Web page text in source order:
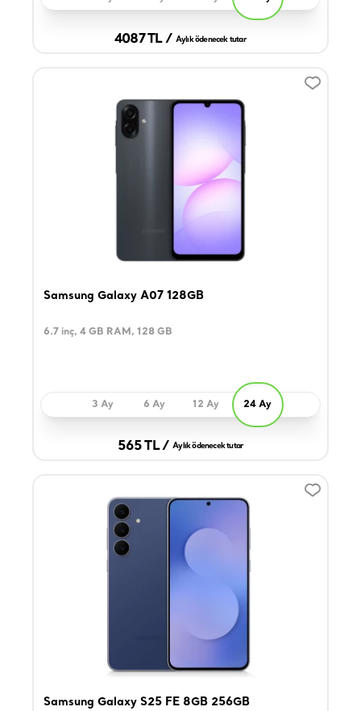
4087 TL / Aylık ödenecek tutar
Samsung Galaxy A07 128GB
6.7 inç, 4 GB RAM, 128 GB
3 Ay 6 Ay 12 Ay 24 Ay
565 TL / Aylık ödenecek tutar
Samsung Galaxy S25 FE 8GB 256GB